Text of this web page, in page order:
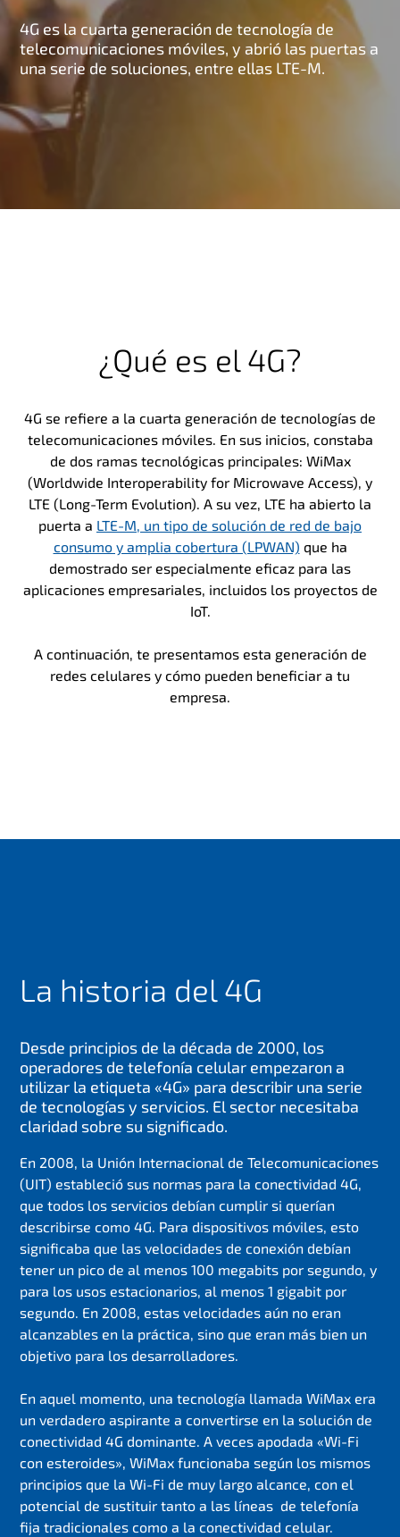
4G es la cuarta generación de tecnología de
telecomunicaciones móviles, y abrió las puertas a
una serie de soluciones, entre ellas LTE-M.
¿Qué es el 4G?
4G se refiere a la cuarta generación de tecnologías de
telecomunicaciones móviles. En sus inicios, constaba
de dos ramas tecnológicas principales: WiMax
(Worldwide Interoperability for Microwave Access), y
LTE (Long-Term Evolution). A su vez, LTE ha abierto la
puerta a LTE-M, un tipo de solución de red de bajo
consumo y amplia cobertura (LPWAN) que ha
demostrado ser especialmente eficaz para las
aplicaciones empresariales, incluidos los proyectos de
IoT.
A continuación, te presentamos esta generación de
redes celulares y cómo pueden beneficiar a tu
empresa.
La historia del 4G
Desde principios de la década de 2000, los
operadores de telefonía celular empezaron a
utilizar la etiqueta «4G» para describir una serie
de tecnologías y servicios. El sector necesitaba
claridad sobre su significado.
En 2008, la Unión Internacional de Telecomunicaciones
(UIT) estableció sus normas para la conectividad 4G,
que todos los servicios debían cumplir si querían
describirse como 4G. Para dispositivos móviles, esto
significaba que las velocidades de conexión debían
tener un pico de al menos 100 megabits por segundo, y
para los usos estacionarios, al menos 1 gigabit por
segundo. En 2008, estas velocidades aún no eran
alcanzables en la práctica, sino que eran más bien un
objetivo para los desarrolladores.
En aquel momento, una tecnología llamada WiMax era
un verdadero aspirante a convertirse en la solución de
conectividad 4G dominante. A veces apodada «Wi-Fi
con esteroides», WiMax funcionaba según los mismos
principios que la Wi-Fi de muy largo alcance, con el
potencial de sustituir tanto a las líneas de telefonía
fija tradicionales como a la conectividad celular.